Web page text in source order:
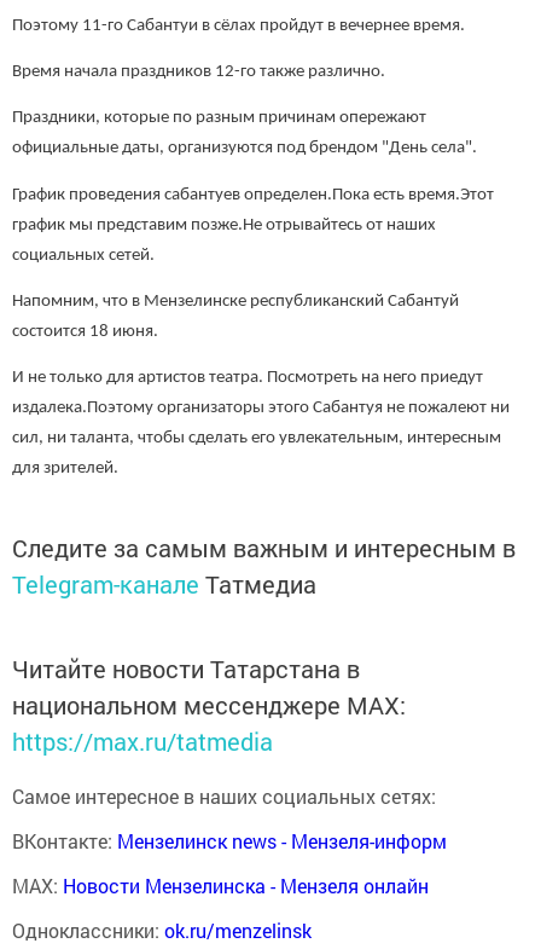
Поэтому 11-го Сабантуи в сёлах пройдут в вечернее время.
Время начала праздников 12-го также различно.
Праздники, которые по разным причинам опережают
официальные даты, организуются под брендом "День села".
График проведения сабантуев определен.Пока есть время.Этот
график мы представим позже.Не отрывайтесь от наших
социальных сетей.
Напомним, что в Мензелинске республиканский Сабантуй
состоится 18 июня.
И не только для артистов театра. Посмотреть на него приедут
издалека.Поэтому организаторы этого Сабантуя не пожалеют ни
сил, ни таланта, чтобы сделать его увлекательным, интересным
для зрителей.
Следите за самым важным и интересным в
Telegram-канале Татмедиа
Читайте новости Татарстана в
национальном мессенджере MАХ:
https://max.ru/tatmedia
Самое интересное в наших социальных сетях:
ВКонтакте: Мензелинск news - Мензеля-информ
MAX: Новости Мензелинска - Мензеля онлайн
Одноклассники: ok.ru/menzelinsk